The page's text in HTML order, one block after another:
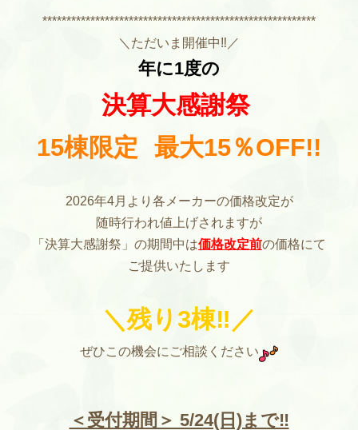
*********************************************************
＼ただいま開催中‼／
年に1度の
決算大感謝祭
15棟限定
最大15％OFF!!
2026年4月より各メーカーの価格改定が
随時行われ値上げされますが
「決算大感謝祭」の期間中は価格改定前の価格にて
ご提供いたします
＼残り3棟‼／
ぜひこの機会にご相談ください
＜受付期間＞ 5/24(日)まで‼